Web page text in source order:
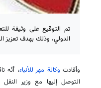
تم التوقيع على وثيقة
الدولي، وذلك بهدف تعزيز
وأفادت وكالة مهر للأنباء، أنّه
التوصل إليها مع وزير النقل